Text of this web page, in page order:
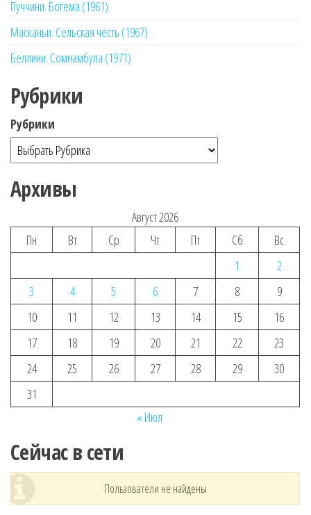
Пуччини. Богема (1961)
Масканьи. Сельская честь (1967)
Беллини. Сомнамбула (1971)
Рубрики
Рубрики
Архивы
Август 2026
Пн
Вт Ср Чт Пт Сб
Вс
1
2
3
4 5 6 7 8
9
10
11 12 13 14 15
16
17
18 19 20 21 22
23
24
25 26 27 28 29
30
31
« Июл
Сейчас в сети
Пользователи не найдены